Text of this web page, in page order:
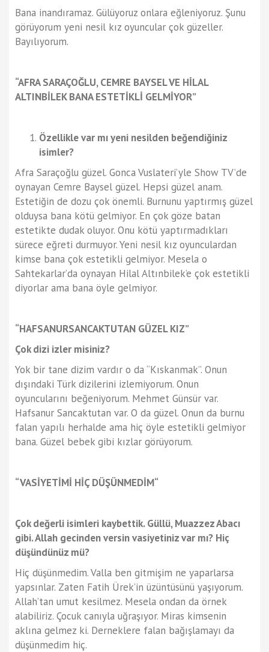
Bana inandıramaz. Gülüyoruz onlara eğleniyoruz. Şunu
görüyorum yeni nesil kız oyuncular çok güzeller.
Bayılıyorum.
“AFRA SARAÇOĞLU, CEMRE BAYSEL VE HİLAL
ALTINBİLEK BANA ESTETİKLİ GELMİYOR”
Özellikle var mı yeni nesilden beğendiğiniz
isimler?
Afra Saraçoğlu güzel. Gonca Vuslateri’yle Show TV’de
oynayan Cemre Baysel güzel. Hepsi güzel anam.
Estetiğin de dozu çok önemli. Burnunu yaptırmış güzel
olduysa bana kötü gelmiyor. En çok göze batan
estetikte dudak oluyor. Onu kötü yaptırmadıkları
sürece eğreti durmuyor. Yeni nesil kız oyunculardan
kimse bana çok estetikli gelmiyor. Mesela o
Sahtekarlar’da oynayan Hilal Altınbilek’e çok estetikli
diyorlar ama bana öyle gelmiyor.
“HAFSANURSANCAKTUTAN GÜZEL KIZ”
Çok dizi izler misiniz?
Yok bir tane dizim vardır o da “Kıskanmak”. Onun
dışındaki Türk dizilerini izlemiyorum. Onun
oyuncularını beğeniyorum. Mehmet Günsür var.
Hafsanur Sancaktutan var. O da güzel. Onun da burnu
falan yapılı herhalde ama hiç öyle estetikli gelmiyor
bana. Güzel bebek gibi kızlar görüyorum.
“VASİYETİMİ HİÇ DÜŞÜNMEDİM“
Çok değerli isimleri kaybettik. Güllü, Muazzez Abacı
gibi. Allah gecinden versin vasiyetiniz var mı? Hiç
düşündünüz mü?
Hiç düşünmedim. Valla ben gitmişim ne yaparlarsa
yapsınlar. Zaten Fatih Ürek’in üzüntüsünü yaşıyorum.
Allah’tan umut kesilmez. Mesela ondan da örnek
alabiliriz. Çocuk canıyla uğraşıyor. Miras kimsenin
aklına gelmez ki. Derneklere falan bağışlamayı da
düşünmedim hiç.